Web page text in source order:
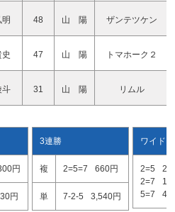
48 山 陽 ザンテツケン
47 山 陽 トマホーク２
31 山 陽 リムル
円
円
3連勝
複 2=5=7 660円
単 7-2-5 3,540円
ワイド
2=5
2=7
5=7